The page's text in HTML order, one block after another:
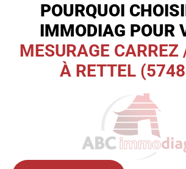
POURQUOI
IMMODIAG POUR
MESURAGE CARREZ
À RETTEL